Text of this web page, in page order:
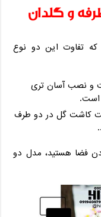
و گلدان
که تفاوت این دو نوع
و نصب آسان ‌تری
است.
کاشت گل در دو طرف
فضا هستید، مدل دو